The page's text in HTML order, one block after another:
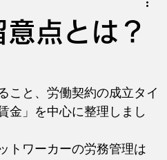
点とは？
こと、労働契約の成立タイ
金」を中心に整理しまし
トワーカーの労務管理は